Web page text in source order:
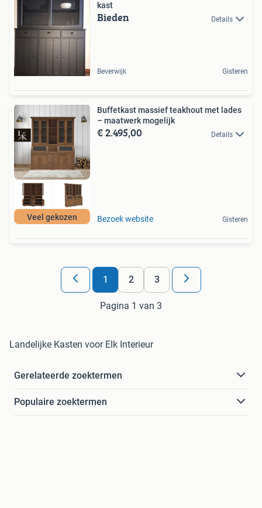
kast
Bieden Details
Beverwijk Gisteren
Veel gekozen
Buffetkast massief teakhout met lades
– maatwerk mogelijk
€ 2.495,00 Details
Bezoek website Gisteren
1 2 3
Pagina 1 van 3
Landelijke Kasten voor Elk Interieur
Gerelateerde zoektermen
Populaire zoektermen